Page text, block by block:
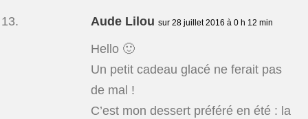
Aude Lilou sur 28 juillet 2016 à 0 h 12 min
Hello 🙂
Un petit cadeau glacé ne ferait pas
de mal !
C’est mon dessert préféré en été : la